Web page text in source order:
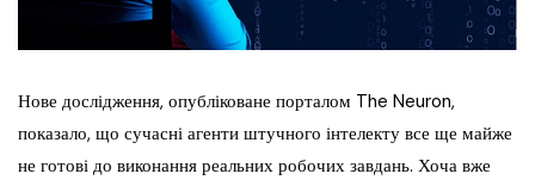
Нове дослідження, опубліковане порталом The Neuron,
показало, що сучасні агенти штучного інтелекту все ще майже
не готові до виконання реальних робочих завдань. Хоча вже